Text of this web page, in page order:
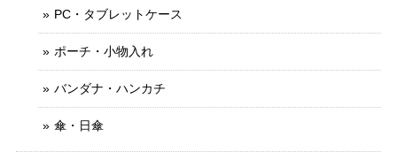
PC・タブレットケース
ポーチ・小物入れ
バンダナ・ハンカチ
傘・日傘